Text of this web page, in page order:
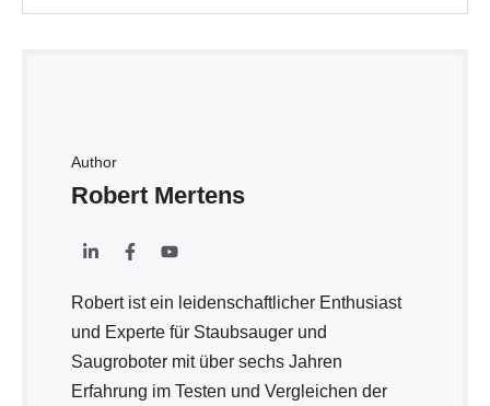
Author
Robert Mertens
Robert ist ein leidenschaftlicher Enthusiast
und Experte für Staubsauger und
Saugroboter mit über sechs Jahren
Erfahrung im Testen und Vergleichen der